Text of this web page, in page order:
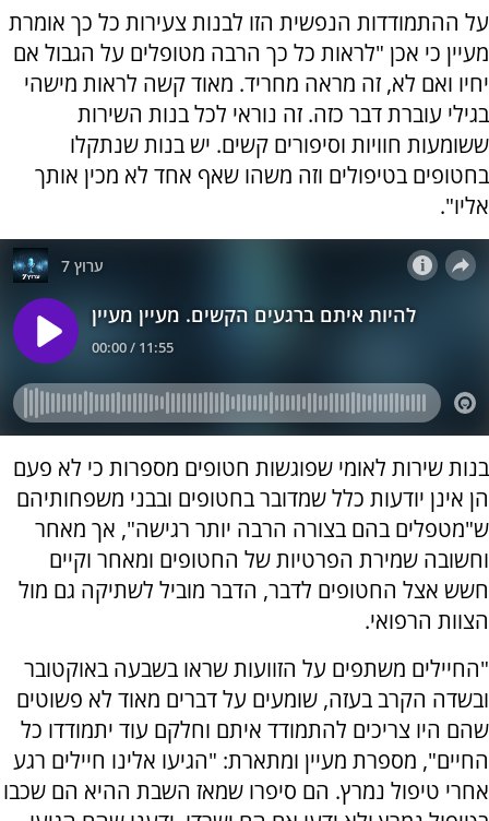
על ההתמודדות הנפשית הזו לבנות צעירות כל כך אומרת
מעיין כי אכן "לראות כל כך הרבה מטופלים על הגבול אם
יחיו ואם לא, זה מראה מחריד. מאוד קשה לראות מישהי
בגילי עוברת דבר כזה. זה נוראי לכל בנות השירות
ששומעות חוויות וסיפורים קשים. יש בנות שנתקלו
בחטופים בטיפולים וזה משהו שאף אחד לא מכין אותך
אליו".
בנות שירות לאומי שפוגשות חטופים מספרות כי לא פעם
הן אינן יודעות כלל שמדובר בחטופים ובבני משפחותיהם
ש"מטפלים בהם בצורה הרבה יותר רגישה", אך מאחר
וחשובה שמירת הפרטיות של החטופים ומאחר וקיים
חשש אצל החטופים לדבר, הדבר מוביל לשתיקה גם מול
הצוות הרפואי.
"החיילים משתפים על הזוועות שראו בשבעה באוקטובר
ובשדה הקרב בעזה, שומעים על דברים מאוד לא פשוטים
שהם היו צריכים להתמודד איתם וחלקם עוד יתמודדו כל
החיים", מספרת מעיין ומתארת: "הגיעו אלינו חיילים רגע
אחרי טיפול נמרץ. הם סיפרו שמאז השבת ההיא הם שכבו